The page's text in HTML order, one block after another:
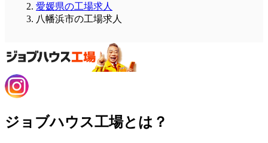
愛媛県の工場求人
八幡浜市の工場求人
ジョブハウス工場とは？